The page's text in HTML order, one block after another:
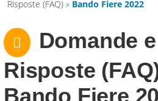
Risposte (FAQ) » Bando Fiere 2022
Domande e
Risposte
Bando Fiere